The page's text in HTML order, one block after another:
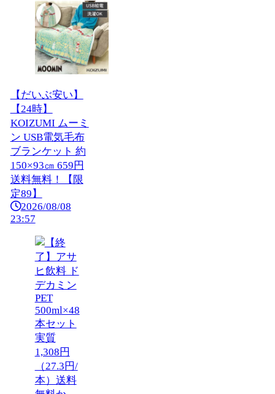
【だいぶ安い】
【24時】
KOIZUMI ムーミ
ン USB電気毛布
ブランケット 約
150×93㎝ 659円
送料無料！【限
定89】
2026/08/08
23:57